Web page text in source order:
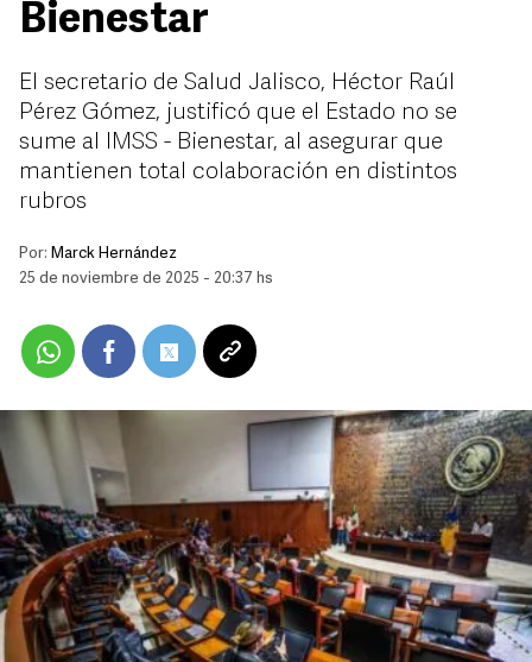
Bienestar
El secretario de Salud Jalisco, Héctor Raúl
Pérez Gómez, justificó que el Estado no se
sume al IMSS - Bienestar, al asegurar que
mantienen total colaboración en distintos
rubros
Por: Marck Hernández
25 de noviembre de 2025 - 20:37 hs